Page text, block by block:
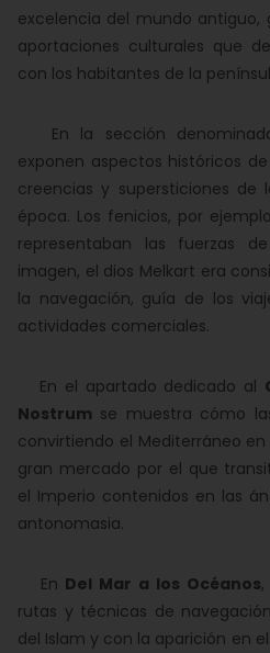
excelencia del mundo antiguo,
aportaciones culturales que
con los habitantes de la
En la sección
exponen aspectos históricos
creencias y supersticiones de
época. Los fenicios, por
representaban las fuerzas
imagen, el dios Melkart era
la navegación, guía de los
actividades comerciales.
En el apartado dedicado al
Nostrum se muestra cómo
convirtiendo el Mediterráneo
gran mercado por el que
el Imperio contenidos en las
antonomasia.
En Del Mar a los Océanos
rutas y técnicas de
del Islam y con la aparición en